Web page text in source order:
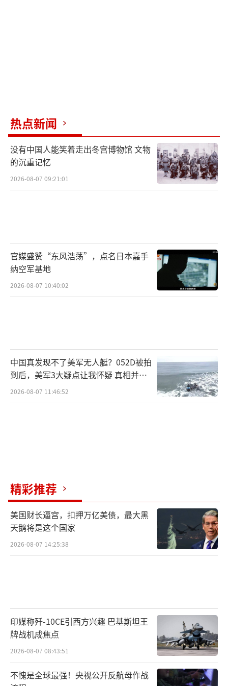
热点新闻
没有中国人能笑着走出冬宫博物馆 文物
的沉重记忆
2026-08-07 09:21:01
官媒盛赞“东风浩荡”，点名日本嘉手
纳空军基地
2026-08-07 10:40:02
中国真发现不了美军无人艇？052D被拍
到后，美军3大疑点让我怀疑 真相并非
如此
2026-08-07 11:46:52
精彩推荐
美国财长逼宫，扣押万亿美债，最大黑
天鹅将是这个国家
2026-08-07 14:25:38
印媒称歼-10CE引西方兴趣 巴基斯坦王
牌战机成焦点
2026-08-07 08:43:51
不愧是全球最强！央视公开反航母作战